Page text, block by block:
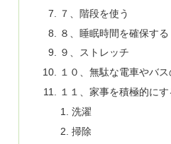
７、階段を使う
８、睡眠時間を確保する
９、ストレッチ
１０、無駄な電車やバ
１１、家事を積極的にす
洗濯
掃除